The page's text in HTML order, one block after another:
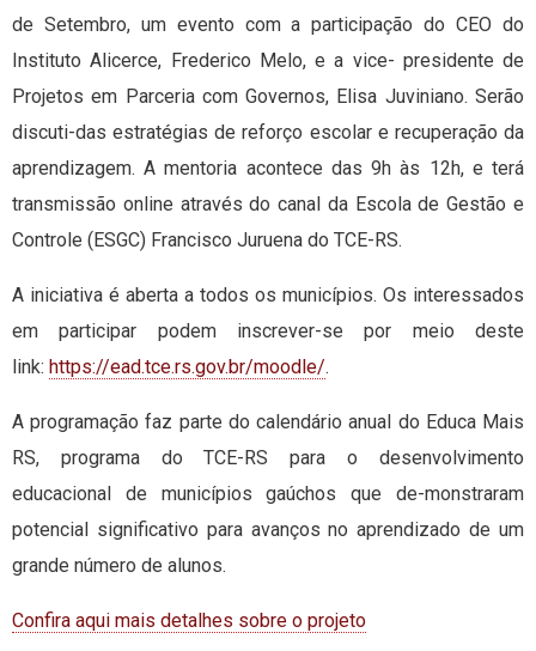
de Setembro, um evento com a participação do CEO do
Instituto Alicerce, Frederico Melo, e a vice- presidente de
Projetos em Parceria com Governos, Elisa Juviniano. Serão
discuti-das estratégias de reforço escolar e recuperação da
aprendizagem. A mentoria acontece das 9h às 12h, e terá
transmissão online através do canal da Escola de Gestão e
Controle (ESGC) Francisco Juruena do TCE-RS.
A iniciativa é aberta a todos os municípios. Os interessados
em participar podem inscrever-se por meio deste
link: https://ead.tce.rs.gov.br/moodle/.
A programação faz parte do calendário anual do Educa Mais
RS, programa do TCE-RS para o desenvolvimento
educacional de municípios gaúchos que de-monstraram
potencial significativo para avanços no aprendizado de um
grande número de alunos.
Confira aqui mais detalhes sobre o projeto